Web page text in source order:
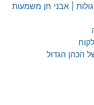
חן משמעות